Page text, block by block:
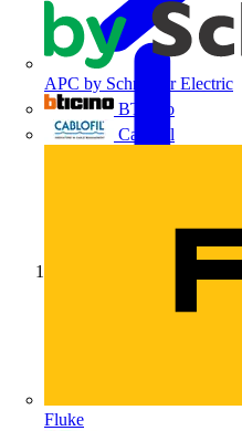
APC by Schneider Electric
BTicino
Cablofil
Fluke